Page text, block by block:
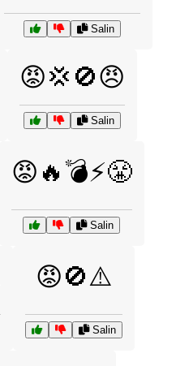
Salin
😡💢🚫😠
Salin
😡🔥💣⚡😤
Salin
😡🚫⚠️
Salin